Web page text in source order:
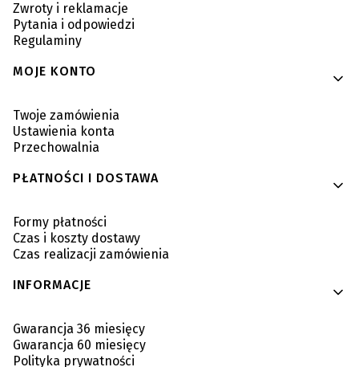
Zwroty i reklamacje
Pytania i odpowiedzi
Regulaminy
MOJE KONTO
Twoje zamówienia
Ustawienia konta
Przechowalnia
PŁATNOŚCI I DOSTAWA
Formy płatności
Czas i koszty dostawy
Czas realizacji zamówienia
INFORMACJE
Gwarancja 36 miesięcy
Gwarancja 60 miesięcy
Polityka prywatności